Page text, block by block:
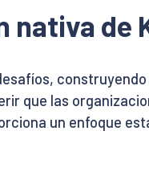
nativa de
que las
un enfoque